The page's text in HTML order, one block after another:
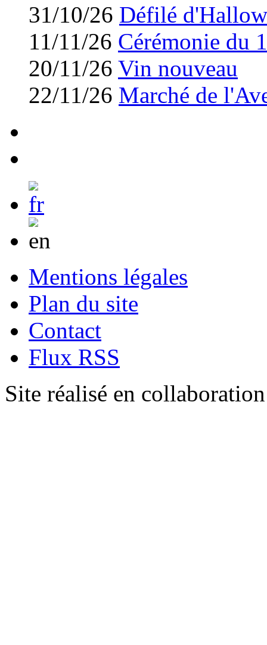
31/10/26 Défilé
11/11/26 Cérémonie du
20/11/26 Vin nouveau
22/11/26 Marché de
Mentions légales
Plan du site
Contact
Flux RSS
Site réalisé en